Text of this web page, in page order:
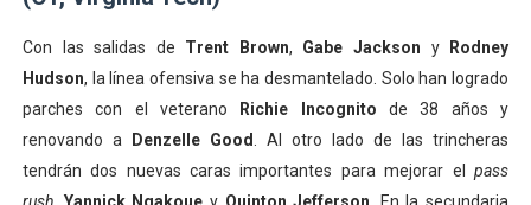
Con las salidas de Trent Brown, Gabe Jackson y
Rodney
Hudson, la línea ofensiva se ha desmantelado. Solo han logrado
parches con el veterano
Richie Incognitode 38 años y
renovando a
Denzelle Good
. Al otro lado de las trincheras
tendrán dos nuevas caras importantes para mejorar elpass